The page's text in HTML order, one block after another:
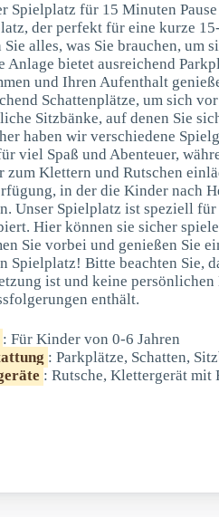
Spielplatz für 15 Minuten
der perfekt für eine kurze
alles, was Sie brauchen, um
Anlage bietet ausreichend
und Ihren Aufenthalt
Schattenplätze, um sich
Sitzbänke, auf denen Sie
haben wir verschiedene
viel Spaß und Abenteuer,
zum Klettern und Rutschen
in der die Kinder nach
Unser Spielplatz ist speziell
Hier können sie sicher
Sie vorbei und genießen Sie
Spielplatz! Bitte beachten Sie,
ist und keine
enthält.
: Für Kinder von 0-6 Jahren
: Parkplätze, Schatten,
: Rutsche, Klettergerät mit